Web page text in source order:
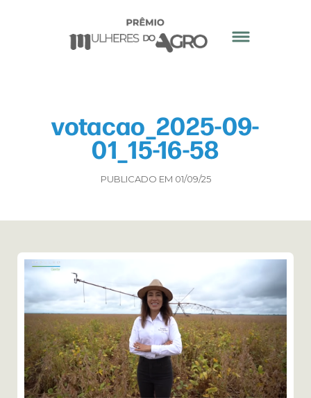
votacao_2025-09-
01_15-16-58
PUBLICADO EM 01/09/25